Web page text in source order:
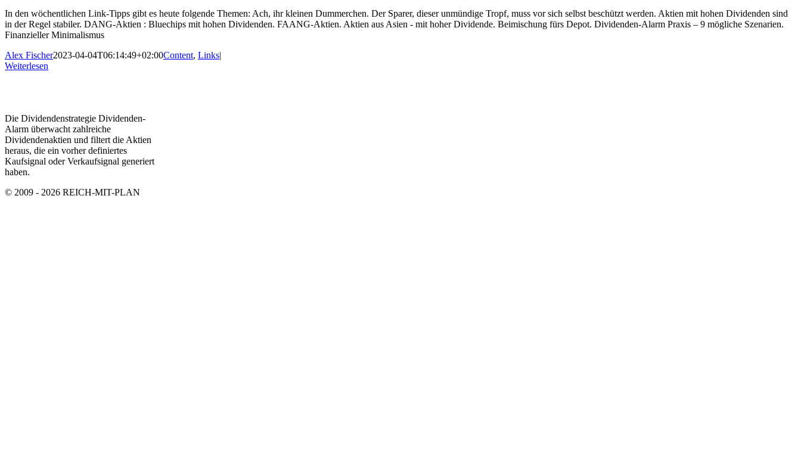
In den wöchentlichen Link-Tipps gibt es heute folgende Themen: Ach, ihr kleinen Dummerchen. Der Sparer, dieser unmündige Tropf, muss vor sich selbst beschützt werden. Aktien mit hohen Dividenden sind
in der Regel stabiler. DANG-Aktien : Bluechips mit hohen Dividenden. FAANG-Aktien. Aktien aus Asien - mit hoher Dividende. Beimischung fürs Depot. Dividenden-Alarm Praxis – 9 mögliche Szenarien.
Finanzieller Minimalismus
Alex Fischer2023-04-04T06:14:49+02:00Content, Links|
Weiterlesen
Die Dividendenstrategie Dividenden-
Alarm überwacht zahlreiche
Dividendenaktien und filtert die Aktien
heraus, die ein vorher definiertes
Kaufsignal oder Verkaufsignal generiert
haben.
© 2009 - 2026 REICH-MIT-PLAN